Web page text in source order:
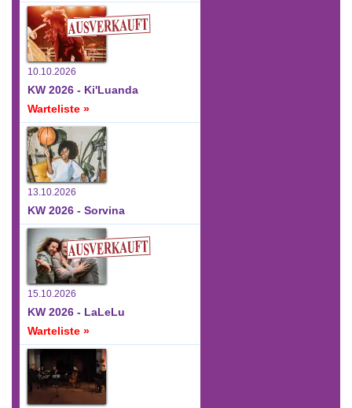
10.10.2026
KW 2026 - Ki'Luanda
Warteliste »
13.10.2026
KW 2026 - Sorvina
15.10.2026
KW 2026 - LaLeLu
Warteliste »